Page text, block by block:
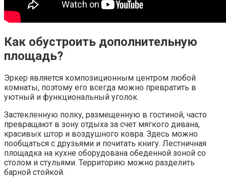
Как обустроить дополнительную
площадь?
Эркер является композиционным центром любой
комнаты, поэтому его всегда можно превратить в
уютный и функциональный уголок.
Застекленную полку, размещенную в гостиной, часто
превращают в зону отдыха за счет мягкого дивана,
красивых штор и воздушного ковра. Здесь можно
пообщаться с друзьями и почитать книгу. Лестничная
площадка на кухне оборудована обеденной зоной со
столом и стульями. Территорию можно разделить
барной стойкой.